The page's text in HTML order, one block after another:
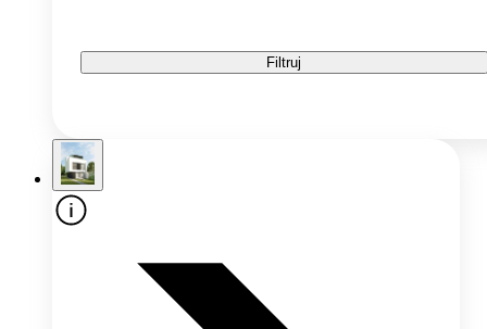
Filtruj